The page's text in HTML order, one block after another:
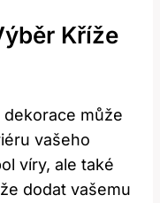
Kříže
může
vašeho
víry, ale také
dodat vašemu